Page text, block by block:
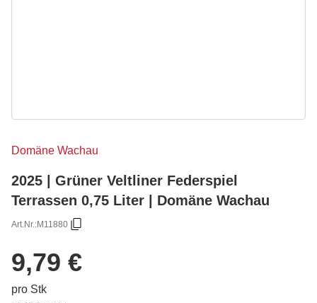
Domäne Wachau
2025 | Grüner Veltliner Federspiel
Terrassen 0,75 Liter | Domäne Wachau
Art.Nr.:M11880
9,79 €
pro Stk